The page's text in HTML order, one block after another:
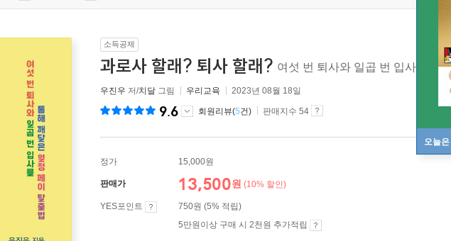
오늘
소득공제
과로사 할래? 퇴사 할래? 여섯 번 퇴사와 일곱 번 입사를 통
우진우 저/치달 그림 우리교육 2023년 08월 18일
9.6 회원리뷰(5건) 판매지수 54
정가 15,000원
판매가 13,500원 (10% 할인)
YES포인트
750원 (5% 적립)
5만원이상 구매 시 2천원 추가적립